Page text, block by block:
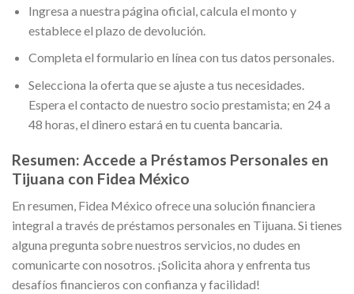
Ingresa a nuestra página oficial, calcula el monto y
establece el plazo de devolución.
Completa el formulario en línea con tus datos personales.
Selecciona la oferta que se ajuste a tus necesidades.
Espera el contacto de nuestro socio prestamista; en 24 a
48 horas, el dinero estará en tu cuenta bancaria.
Resumen: Accede a Préstamos Personales en
Tijuana con Fidea México
En resumen, Fidea México ofrece una solución financiera
integral a través de préstamos personales en Tijuana. Si tienes
alguna pregunta sobre nuestros servicios, no dudes en
comunicarte con nosotros. ¡Solicita ahora y enfrenta tus
desafíos financieros con confianza y facilidad!